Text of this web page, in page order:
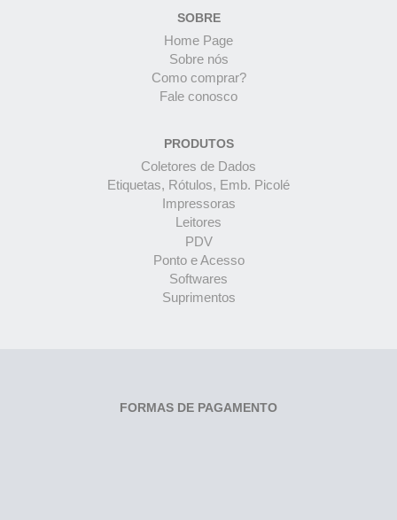
SOBRE
Home Page
Sobre nós
Como comprar?
Fale conosco
PRODUTOS
Coletores de Dados
Etiquetas, Rótulos, Emb. Picolé
Impressoras
Leitores
PDV
Ponto e Acesso
Softwares
Suprimentos
FORMAS DE PAGAMENTO